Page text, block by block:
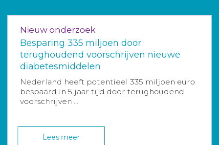
Nieuw onderzoek
Besparing 335 miljoen door
terughoudend voorschrijven nieuwe
diabetesmiddelen
Nederland heeft potentieel 335 miljoen euro
bespaard in 5 jaar tijd door terughoudend
voorschrijven ...
Lees meer